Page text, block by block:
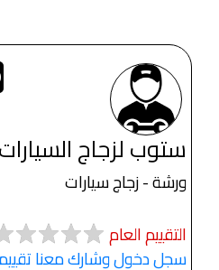
ستوب لزجاج السيارات
ورشة - زجاج سيارات
التقييم العام
سجل دخول وشارك معنا